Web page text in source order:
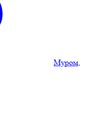
Муром,